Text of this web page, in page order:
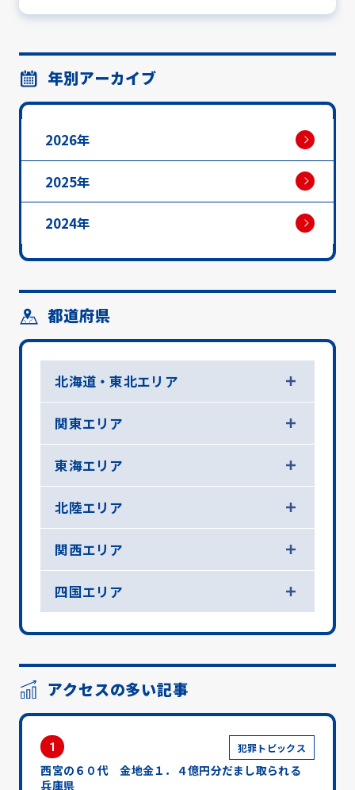
年別アーカイブ
2026年
2025年
2024年
都道府県
北海道・東北エリア
関東エリア
東海エリア
北陸エリア
関西エリア
四国エリア
アクセスの多い記事
1 犯罪トピックス
西宮の６０代 金地金１．４億円分だまし取られる
兵庫県